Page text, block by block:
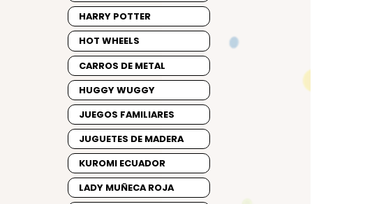
HARRY POTTER
HOT WHEELS
CARROS DE METAL
HUGGY WUGGY
JUEGOS FAMILIARES
JUGUETES DE MADERA
KUROMI ECUADOR
LADY MUÑECA ROJA